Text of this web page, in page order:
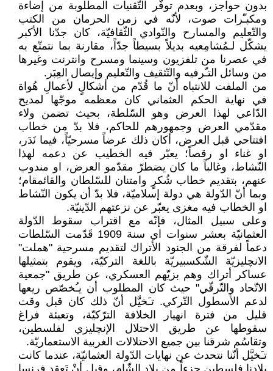
بدون حواجز، وبعدم توفّر التّقنيات المطلوبة من إضاءة
ومكبـّرات صوت، لأنّه في زمن الحرمان من الكتب
والتّعليم والمسارح والنّوادي الثّقافيّة، كان جدّنا الأكبر
يشكّل لـمُشامِعيه بديلاً بسيطاً جدّاً، مقارنة بما نتمتّع به
في عصرنا من تلفزيون وسينما ومسرح وانترنت وغيرها
من وسائل التـّرفيه والتّثقيف والتّعليم وإيصال العِبَر.
من الملفت للانتباه أنّ ما قُدّم من أشكالٍ لأعمالِ هُواة
في نهاية الحكم العثماني كان معظمه موجّها لمديح
الدّاعي لهذا العرض وهو السّلطة، بحيث تضمن ولاء
مقدّمي العرض وجمهورهم للحاكم، فلا بدّ من خطاب
افتتاحي قبل العرض، أكان ذلك عرضاً مسرحيّاً، فيما نَدَر،
او غناء او رقصاً؛ يعبّر فيه الخطيب عن دعمه لهذا
النّشاط، وغالباً ما كان يضطرّ مقدّمو العرض، او مندوب
عنهم، بتقديم خطاب شُكرٍ وامتنان للسّلطان والقائمقام؛
وبما أنّ الدّولة هي دولة إسلاميّة، فلا بدّ أن يكون النّشاط
او الخطاب فيه مغزى يعبّر عن نزعتهم الدّينيّة.
وعلى سبيل المثال، فإنّه مع اقتراب سقوط الدّولة
العثمانيّة بعشر سنوات اي سنة 1909 قَدّمت السّلطات
دعماً لفرقة من الجنود الأتراك لتقديم مسرحية "هملت"
الانچليزيّة الشّكسبيريّة باللغة التركيّة، ويقوم بتمثيلها
عساكر أتراك وهم بزيّهم العسكري، عن طريق "جمعية
الاتّحاد والتّرقّي" حيث كان المطلوب أن يـُخصّص ريعها
لدعم الأسطول التّركي. تـَخيَّل أنّ ذلك كان قبل وقت
قليل من فترة انهيار الخلافة الترّكيّة، وتعبئة فراغ
سقوطها عن طريق الاحتلال الإنچليزي لفلسطين،
وتقاسُم شرقنا بين جميع الاحتلالات الغربية الاستعماريّة.
تـَخيَّل أنّنا نتحدث عن نهايات الدّولة العثمانيّة، عندما كانت